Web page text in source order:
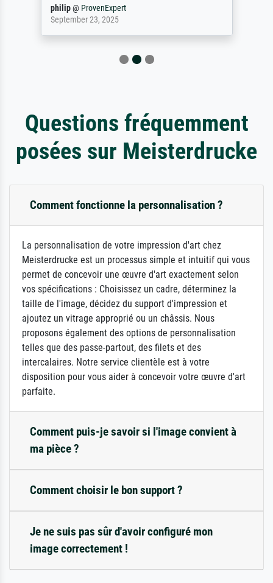
philip@ ProvenExpert
September 23, 2025
Questions fréquemment
posées sur Meisterdrucke
Comment fonctionne la personnalisation ?
La personnalisation de votre impression d'art chez
Meisterdrucke est un processus simple et intuitif qui vous
permet de concevoir une œuvre d'art exactement selon
vos spécifications : Choisissez un cadre, déterminez la
taille de l'image, décidez du support d'impression et
ajoutez un vitrage approprié ou un châssis. Nous
proposons également des options de personnalisation
telles que des passe-partout, des filets et des
intercalaires. Notre service clientèle est à votre
disposition pour vous aider à concevoir votre œuvre d'art
parfaite.
Comment puis-je savoir si l'image convient à
ma pièce ?
Comment choisir le bon support ?
Je ne suis pas sûr d'avoir configuré mon
image correctement !